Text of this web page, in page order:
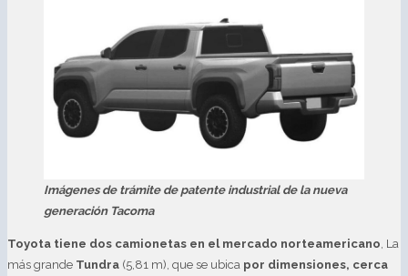
Imágenes de trámite de patente industrial de la nueva
generación Tacoma
Toyota tiene dos camionetas en el mercado norteamericano, La
más grande Tundra (5,81 m), que se ubica por dimensiones, cerca